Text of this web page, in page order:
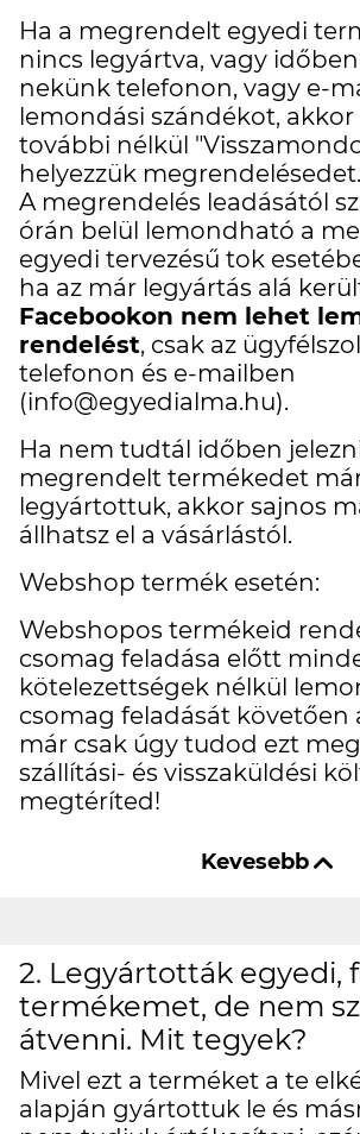
Ha a megrendelt egyedi
nincs legyártva, vagy
nekünk telefonon, vagy e-
lemondási szándékot,
további nélkül
helyezzük megrendelésedet.
A megrendelés leadásától
órán belül lemondható a
egyedi tervezésű tok
ha az már legyártás alá
Facebookon nem lehet
rendelést, csak az
telefonon és e-mailben
(info@egyedialma.hu).
Ha nem tudtál időben
megrendelt termékedet
legyártottuk, akkor sajnos
állhatsz el a vásárlástól.
Webshop termék esetén:
Webshopos termékeid
csomag feladása előtt
kötelezettségek nélkül
csomag feladását követően
már csak úgy tudod ezt
szállítási- és visszaküldési
megtéríted!
2. Legyártották egyedi,
termékemet, de nem
átvenni. Mit tegyek?
Mivel ezt a terméket a te
alapján gyártottuk le és